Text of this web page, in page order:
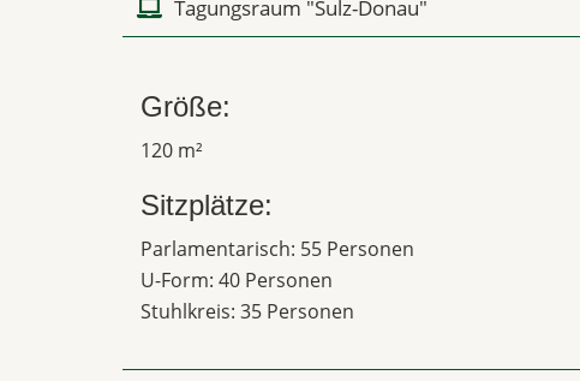
Tagungsraum "Sulz-Donau"
Größe:
120 m²
Sitzplätze:
Parlamentarisch: 55 Personen
U-Form: 40 Personen
Stuhlkreis: 35 Personen